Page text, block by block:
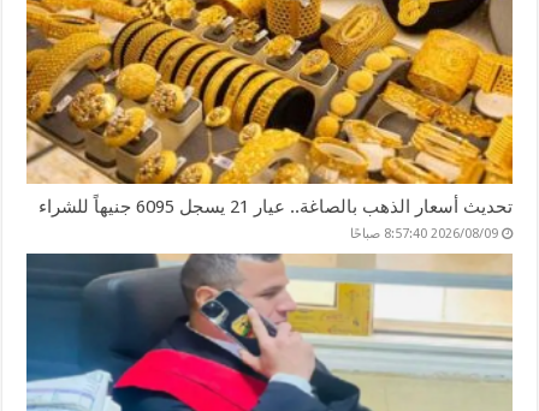
تحديث أسعار الذهب بالصاغة.. عيار 21 يسجل 6095 جنيهاً للشراء
2026/08/09 8:57:40 صباحًا